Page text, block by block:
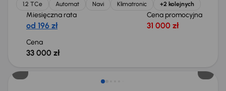
1.2 TCe Automat Navi Klimatronic +2 kolejnych
Miesięczna rata
od 196 zł
Cena promocyjna
31 000 zł
Cena
33 000 zł